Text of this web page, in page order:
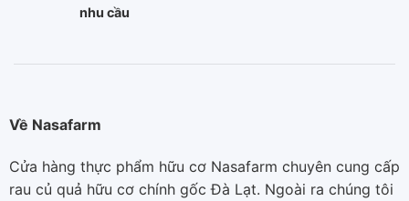
nhu cầu
Về Nasafarm
Cửa hàng thực phẩm hữu cơ Nasafarm chuyên cung cấp
rau củ quả hữu cơ chính gốc Đà Lạt. Ngoài ra chúng tôi